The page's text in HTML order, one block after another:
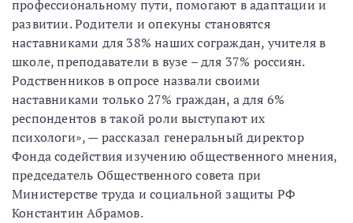
профессиональному пути, помогают в адаптации и
развитии. Родители и опекуны становятся
наставниками для 38% наших сограждан, учителя в
школе, преподаватели в вузе – для 37% россиян.
Родственников в опросе назвали своими
наставниками только 27% граждан, а для 6%
респондентов в такой роли выступают их
психологи», — рассказал генеральный директор
Фонда содействия изучению общественного мнения,
председатель Общественного совета при
Министерстве труда и социальной защиты РФ
Константин Абрамов.